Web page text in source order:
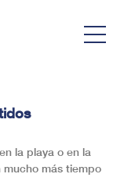
la playa o en la
más tiempo